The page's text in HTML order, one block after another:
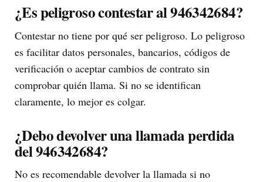
¿Es peligroso contestar al 946342684?
Contestar no tiene por qué ser peligroso. Lo peligroso
es facilitar datos personales, bancarios, códigos de
verificación o aceptar cambios de contrato sin
comprobar quién llama. Si no se identifican
claramente, lo mejor es colgar.
¿Debo devolver una llamada perdida
del 946342684?
No es recomendable devolver la llamada si no